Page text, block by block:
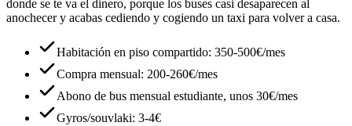
donde se te va el dinero, porque los buses casi desaparecen al
anochecer y acabas cediendo y cogiendo un taxi para volver a casa.
Habitación en piso compartido: 350-500€/mes
Compra mensual: 200-260€/mes
Abono de bus mensual estudiante, unos 30€/mes
Gyros/souvlaki: 3-4€